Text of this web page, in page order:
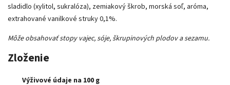
sladidlo (xylitol, sukralóza), zemiakový škrob, morská soľ, aróma,
extrahované vanilkové struky 0,1%.
Môže obsahovať stopy vajec, sóje, škrupinových plodov a sezamu.
Zloženie
Výživové údaje na 100 g